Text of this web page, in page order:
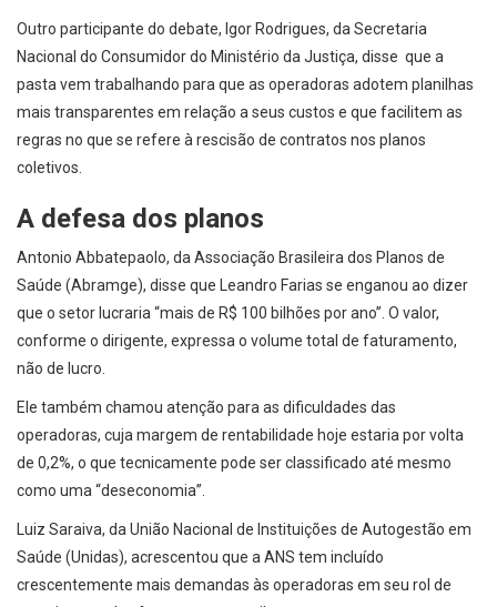
Outro participante do debate, Igor Rodrigues, da Secretaria
Nacional do Consumidor do Ministério da Justiça, disse que a
pasta vem trabalhando para que as operadoras adotem planilhas
mais transparentes em relação a seus custos e que facilitem as
regras no que se refere à rescisão de contratos nos planos
coletivos.
A defesa dos planos
Antonio Abbatepaolo, da Associação Brasileira dos Planos de
Saúde (Abramge), disse que Leandro Farias se enganou ao dizer
que o setor lucraria “mais de R$ 100 bilhões por ano”. O valor,
conforme o dirigente, expressa o volume total de faturamento,
não de lucro.
Ele também chamou atenção para as dificuldades das
operadoras, cuja margem de rentabilidade hoje estaria por volta
de 0,2%, o que tecnicamente pode ser classificado até mesmo
como uma “deseconomia”.
Luiz Saraiva, da União Nacional de Instituições de Autogestão em
Saúde (Unidas), acrescentou que a ANS tem incluído
crescentemente mais demandas às operadoras em seu rol de